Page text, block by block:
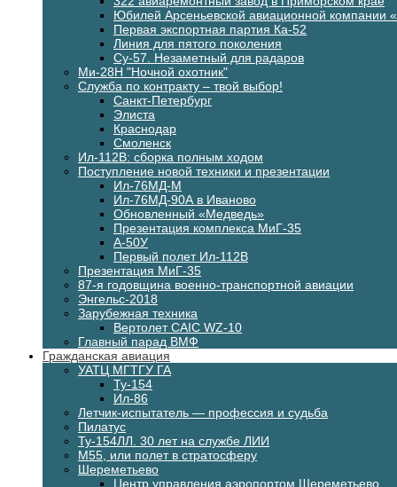
Юбилей Арсеньевской авиационной компании
Первая экспортная партия Ка-52
Линия для пятого поколения
Су-57. Незаметный для радаров
Ми-28Н "Ночной охотник"
Служба по контракту – твой выбор!
Санкт-Петербург
Элиста
Краснодар
Смоленск
Ил-112В: сборка полным ходом
Поступление новой техники и презентации
Ил-76МД-М
Ил-76МД-90А в Иваново
Обновленный «Медведь»
Презентация комплекса МиГ-35
А-50У
Первый полет Ил-112В
Презентация МиГ-35
87-я годовщина военно-транспортной авиации
Энгельс-2018
Зарубежная техника
Вертолет CAIC WZ-10
Главный парад ВМФ
Гражданская авиация
УАТЦ МГТГУ ГА
Ту-154
Ил-86
Летчик-испытатель — профессия и судьба
Пилатус
Ту-154ЛЛ. 30 лет на службе ЛИИ
М55, или полет в стратосферу
Шереметьево
Центр управления аэропортом Шереметьево